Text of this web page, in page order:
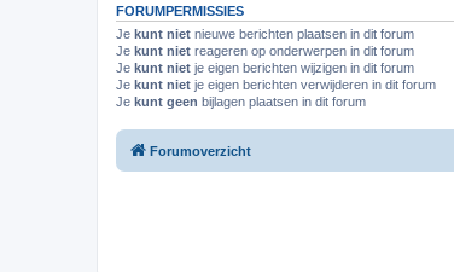
FORUMPERMISSIES
Je kunt niet nieuwe berichten plaatsen in dit forum
Je kunt niet reageren op onderwerpen in dit forum
Je kunt niet je eigen berichten wijzigen in dit forum
Je kunt niet je eigen berichten verwijderen in dit forum
Je kunt geen bijlagen plaatsen in dit forum
Forumoverzicht